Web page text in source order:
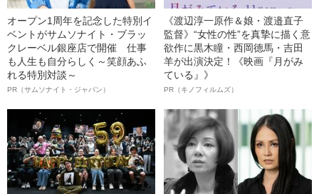
オープン1周年を記念した特別イ
ベントがサムソナイト・ブラッ
クレーベル銀座店で開催 仕事
も人生も自分らしく～笑顔あふ
れる特別対談～
PR（サムソナイト・ジャパン）
《渡辺淳一原作＆娘・渡邉直子
監督》“女性の性”を真摯に描く意
欲作に黒木瞳・西岡德馬・吉田
羊が出演決定！《映画『月がみ
ている』》
PR（キノフィルムズ）